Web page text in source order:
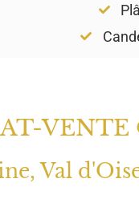
VENTE
Val